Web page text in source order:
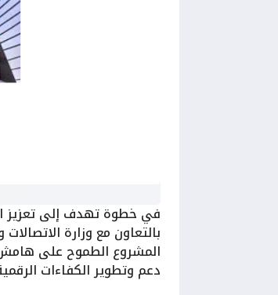
في خطوة تهدف إلى تعزيز التحول
بالتعاون مع وزارة
المشروع الطموح على
دعم وتطوير الكفاءات